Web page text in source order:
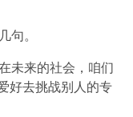
句。
未来的社会，咱们
好去挑战别人的专